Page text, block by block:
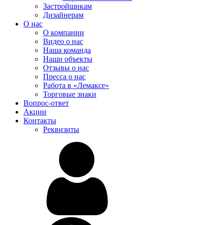
Застройщикам
Дизайнерам
О нас
О компании
Видео о нас
Наша команда
Наши объекты
Отзывы о нас
Пресса о нас
Работа в «Лемаксе»
Торговые знаки
Вопрос-ответ
Акции
Контакты
Реквизиты